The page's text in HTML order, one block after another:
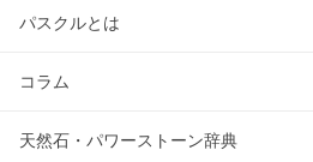
パスクルとは
コラム
天然石・パワーストーン辞典